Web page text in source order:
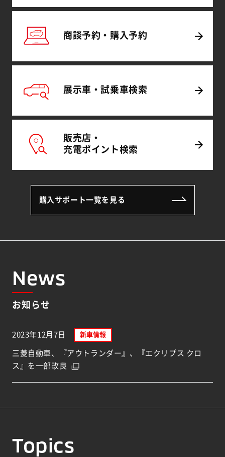
商談予約・ 購入予約
展示車・試乗車検索
販売店・
充電ポイント検索
購入サポート一覧を見る
News
お知らせ
2023年12月7日 新車情報
三菱自動車、『アウトランダー』、『エクリプス クロ
ス』を一部改良
Topics